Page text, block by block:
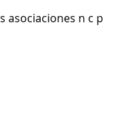
asociaciones n c p